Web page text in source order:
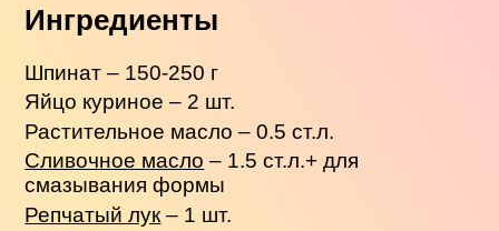
Ингредиенты
Шпинат – 150-250 г
Яйцо куриное – 2 шт.
Растительное масло – 0.5 ст.л.
Сливочное масло – 1.5 ст.л.+ для
смазывания формы
Репчатый лук – 1 шт.